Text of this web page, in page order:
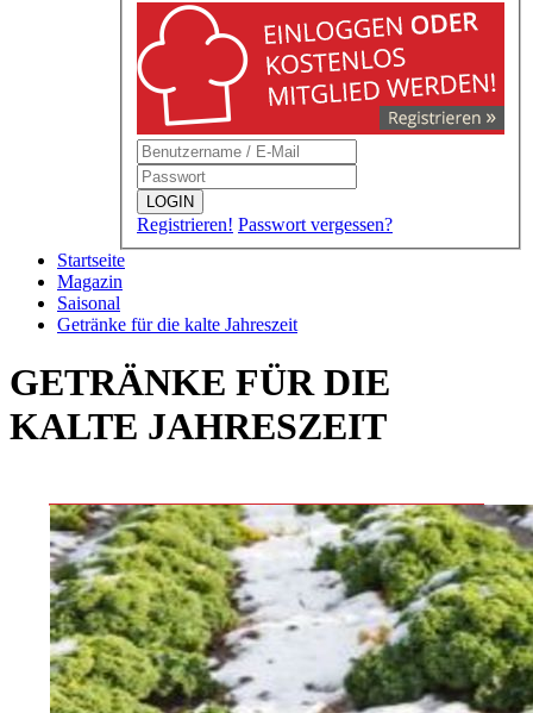
LOGIN
Registrieren! Passwort vergessen?
Startseite
Magazin
Saisonal
Getränke für die kalte Jahreszeit
GETRÄNKE FÜR DIE
KALTE JAHRESZEIT